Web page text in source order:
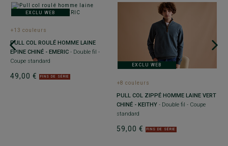
EXCLU WEB
+13 couleurs
PULL COL ROULÉ HOMME LAINE
EPINE CHINÉ - EMERIC - Double fil -
Coupe standard
49,00 € FINS DE SÉRIE
EXCLU WEB
+8 couleurs
PULL COL ZIPPÉ HOMME LAINE VERT
CHINÉ - KEITHY - Double fil - Coupe
standard
59,00 € FINS DE SÉRIE